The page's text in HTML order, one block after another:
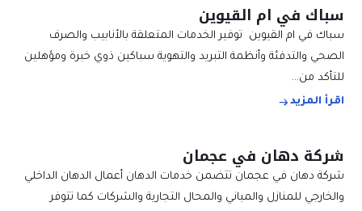
سباك في ام القيوين
سباك في ام القيوين توفير الخدمات المتعلقة بالأنابيب والصرف
الصحي والتدفئة وأنظمة التبريد والتهوية سباكين ذوي خبرة ومؤهلين
للتأكد من…
اقرأ المزيد
شركة دهان في عجمان
شركة دهان في عجمان تتضمن خدمات الدهان أعمال الدهان الداخلي
والخارجي للمنازل والمباني والمحال التجارية والشركات كما تتوفر